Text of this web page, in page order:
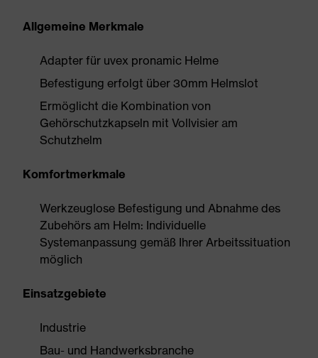
Allgemeine Merkmale
Adapter für uvex pronamic Helme
Befestigung erfolgt über 30mm Helmslot
Ermöglicht die Kombination von
Gehörschutzkapseln mit Vollvisier am
Schutzhelm
Komfortmerkmale
Werkzeuglose Befestigung und Abnahme des
Zubehörs am Helm: Individuelle
Systemanpassung gemäß Ihrer Arbeitssituation
möglich
Einsatzgebiete
Industrie
Bau- und Handwerksbranche